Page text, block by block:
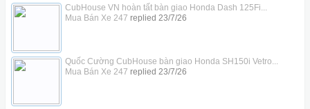
CubHouse VN hoàn tất bàn giao Honda Dash 125Fi...
Mua Bán Xe 247 replied 23/7/26
Quốc Cường CubHouse bàn giao Honda SH150i Vetro...
Mua Bán Xe 247 replied 23/7/26